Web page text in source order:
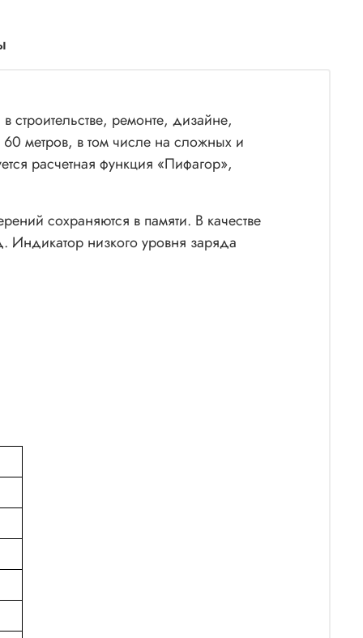
ремонте, дизайне,
метров, в том числе на сложных и
расчетная функция «Пифагор»,
сохраняются в памяти. В качестве
Индикатор низкого уровня заряда